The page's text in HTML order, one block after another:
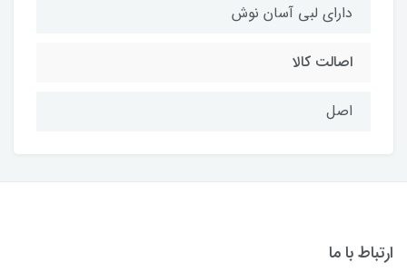
دارای لبی آسان نوش
اصالت کالا
اصل
ارتباط با ما